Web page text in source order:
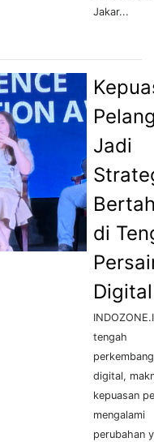
Jakar...
Jadi
di
Digital
tengah
digital,
kepuasan
mengalami
perubahan